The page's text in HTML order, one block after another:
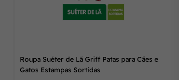
Roupa Suéter de Lã Griff Patas para Cães e
Gatos Estampas Sortidas